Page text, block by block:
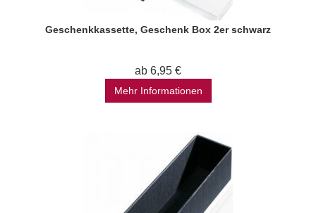
Geschenkkassette, Geschenk Box 2er schwarz
ab 6,95 €
Mehr Informationen